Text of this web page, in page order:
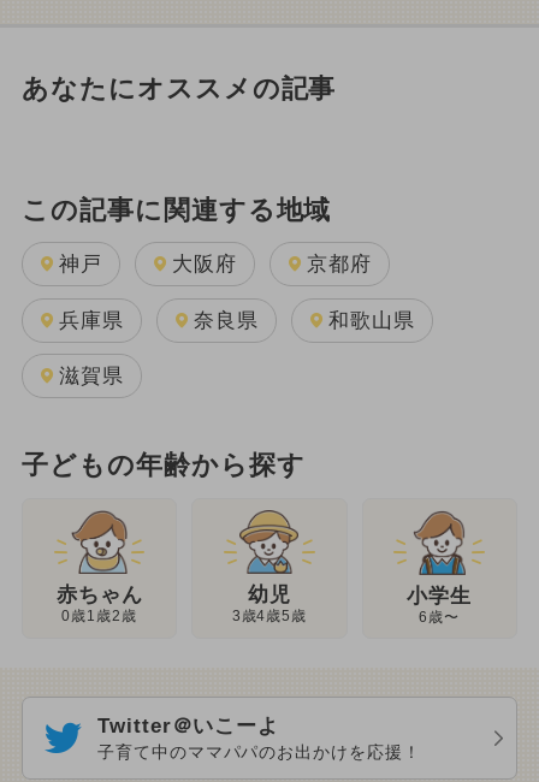
あなたにオススメの記事
この記事に関連する地域
神戸 大阪府 京都府
兵庫県 奈良県 和歌山県
滋賀県
子どもの年齢から探す
赤ちゃん
0歳1歳2歳
幼児
3歳4歳5歳
小学生
6歳〜
Twitter＠いこーよ
子育て中のママパパのお出かけを応援！